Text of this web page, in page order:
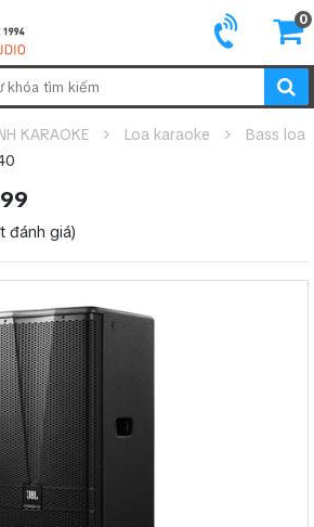
0
KARAOKE Loa karaoke
Bass loa
đánh giá)